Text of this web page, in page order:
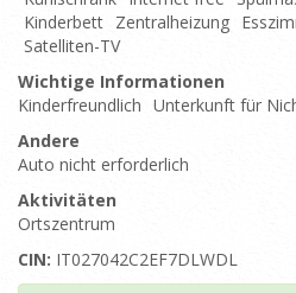
Kinderbett Zentralheizung
Satelliten-TV
Wichtige Informationen
Kinderfreundlich Unterkunft für
Andere
Auto nicht erforderlich
Aktivitäten
Ortszentrum
CIN: IT027042C2EF7DLWDL